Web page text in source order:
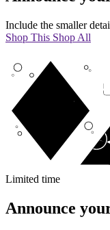
Include the smaller
Shop This Shop All
Limited time
Announce